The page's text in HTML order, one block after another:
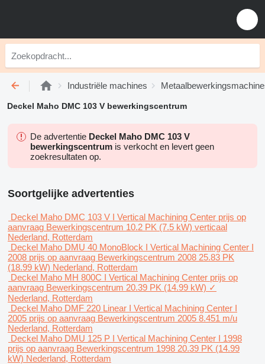
Industriële machines
Deckel Maho DMC 103 V bewerkingscentrum
De advertentie Deckel Maho DMC 103 V
bewerkingscentrum is verkocht en levert geen
zoekresultaten op.
Soortgelijke advertenties
Deckel Maho DMC 103 V I Vertical Machining Center prijs op
aanvraag Bewerkingscentrum 10.2 PK (7.5 kW) verticaal
Nederland, Rotterdam
Deckel Maho DMU 40 MonoBlock I Vertical Machining Center I
2008 prijs op aanvraag Bewerkingscentrum 2008 25.83 PK
(18.99 kW) Nederland, Rotterdam
Deckel Maho MH 800C I Vertical Machining Center prijs op
aanvraag Bewerkingscentrum 20.39 PK (14.99 kW) ✓
Nederland, Rotterdam
Deckel Maho DMF 220 Linear I Vertical Machining Center I
2005 prijs op aanvraag Bewerkingscentrum 2005 8.451 m/u
Nederland, Rotterdam
Deckel Maho DMU 125 P I Vertical Machining Center I 1998
prijs op aanvraag Bewerkingscentrum 1998 20.39 PK (14.99
kW) Nederland, Rotterdam